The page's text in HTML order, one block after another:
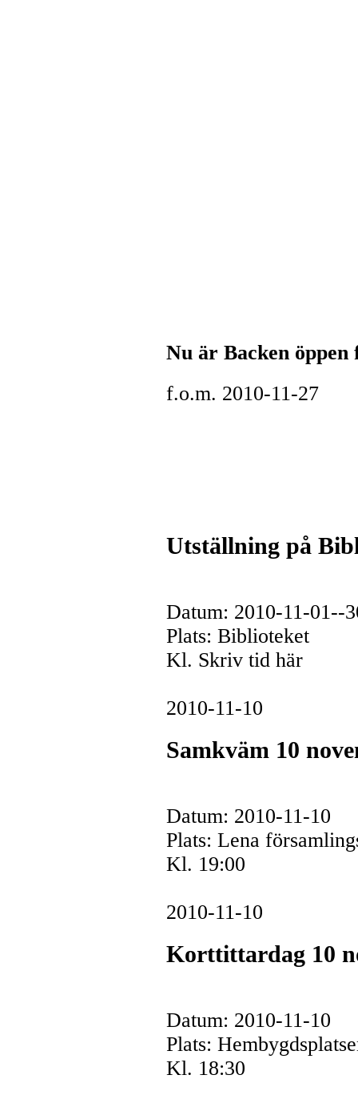
Nu är Backen öppen
f.o.m. 2010-11-27
Utställning på
Datum: 2010-11-01--
Plats: Biblioteket
Kl. Skriv tid här
2010-11-10
Samkväm 10
Datum: 2010-11-10
Plats: Lena
Kl. 19:00
2010-11-10
Korttittardag 10
Datum: 2010-11-10
Plats:
Kl. 18:30